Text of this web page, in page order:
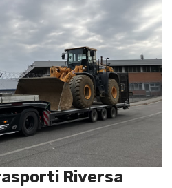
Riversa